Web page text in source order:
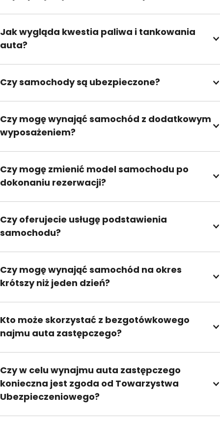
Jak wygląda kwestia paliwa i tankowania
auta?
Czy samochody są ubezpieczone?
Czy mogę wynająć samochód z dodatkowym
wyposażeniem?
Czy mogę zmienić model samochodu po
dokonaniu rezerwacji?
Czy oferujecie usługę podstawienia
samochodu?
Czy mogę wynająć samochód na okres
krótszy niż jeden dzień?
Kto może skorzystać z bezgotówkowego
najmu auta zastępczego?
Czy w celu wynajmu auta zastępczego
konieczna jest zgoda od Towarzystwa
Ubezpieczeniowego?